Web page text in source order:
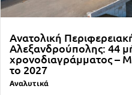
Ανατολική
Αλεξανδρούπολης: 44
χρονοδιαγράμματος –
το 2027
Αναλυτικά